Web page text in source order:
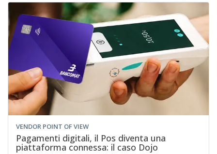
VENDOR POINT OF VIEW
Pagamenti digitali, il Pos diventa una
piattaforma connessa: il caso Dojo